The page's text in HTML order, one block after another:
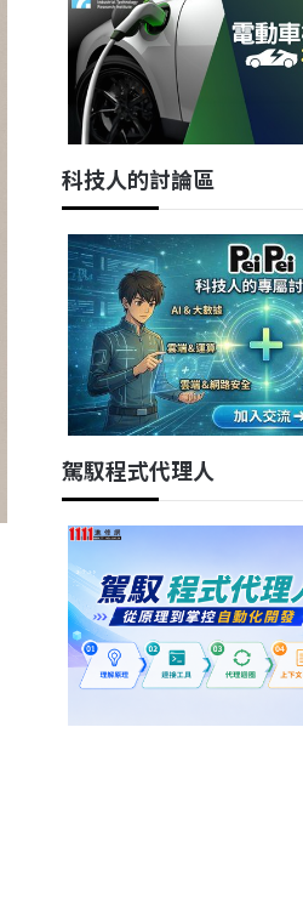
科技人的討論區
駕馭程式代理人